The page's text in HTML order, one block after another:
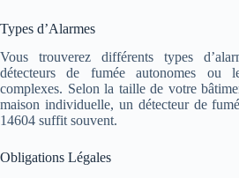
Types d’Alarmes
Vous trouverez différents types
détecteurs de fumée autonomes ou
complexes. Selon la taille de votre
maison individuelle, un détecteur de
14604 suffit souvent.
Obligations Légales